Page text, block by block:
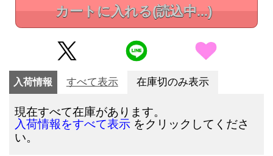
カートに入れる(読込中...)
入荷情報 すべて表示 在庫切のみ表示
現在すべて在庫があります。
入荷情報をすべて表示 をクリックしてくださ
い。